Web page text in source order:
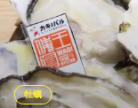
牡蠣